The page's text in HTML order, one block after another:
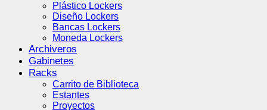
Plástico Lockers
Diseño Lockers
Bancas Lockers
Moneda Lockers
Archiveros
Gabinetes
Racks
Carrito de Biblioteca
Estantes
Proyectos